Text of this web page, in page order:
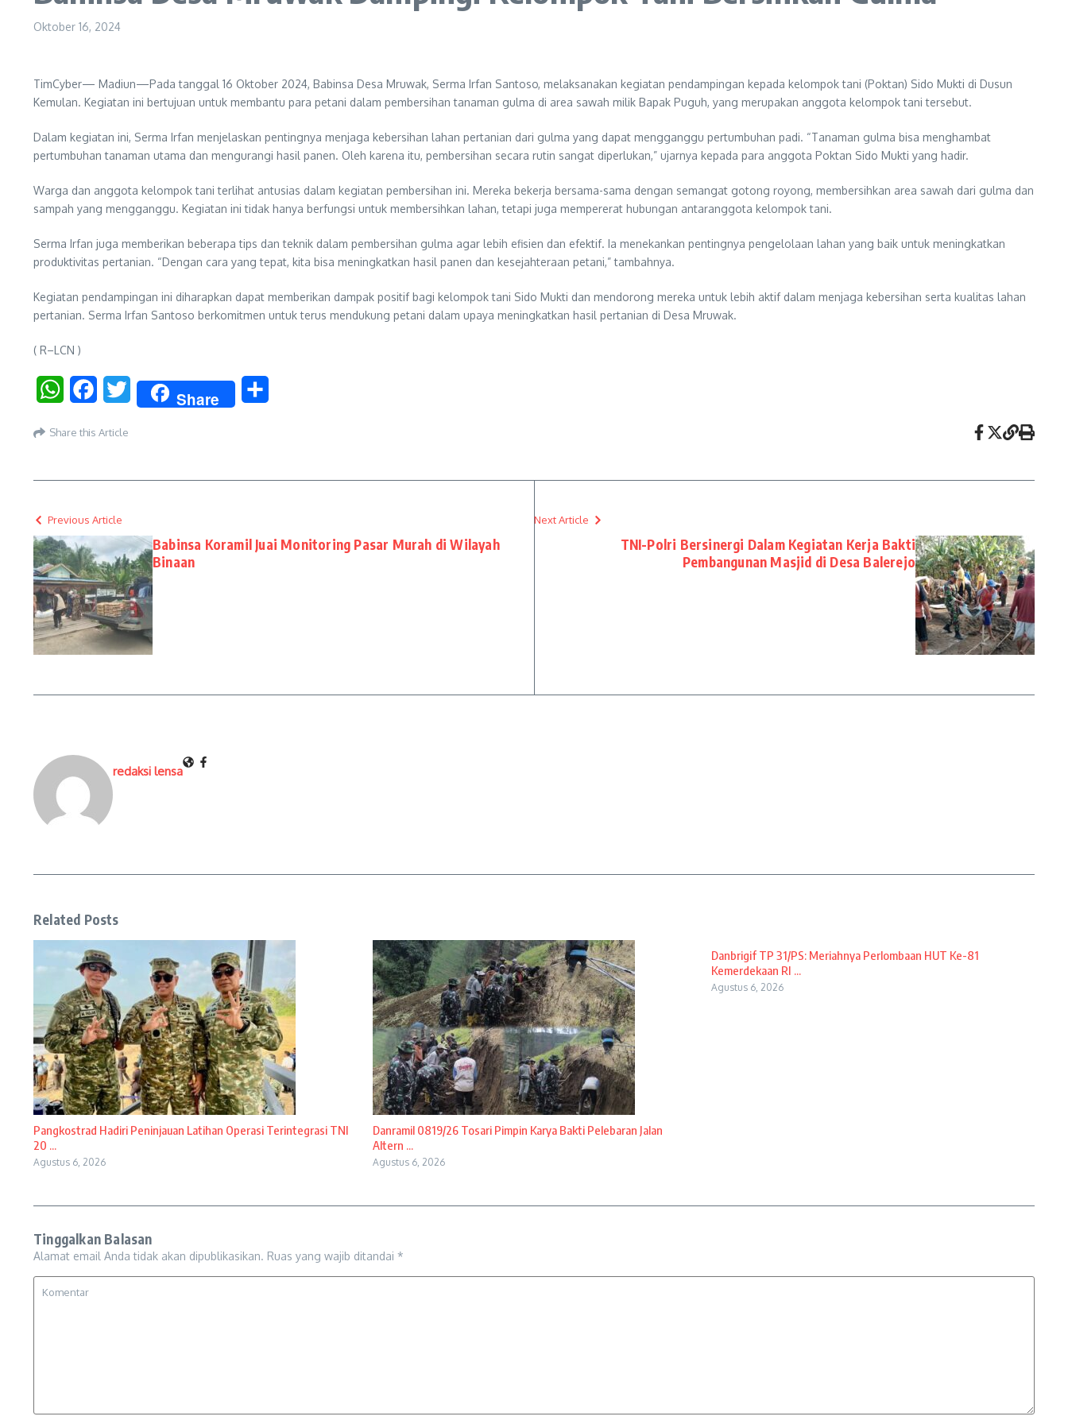
Oktober 16, 2024
TimCyber— Madiun—Pada tanggal 16 Oktober 2024, Babinsa Desa Mruwak, Serma Irfan Santoso, melaksanakan kegiatan pendampingan kepada kelompok tani (Poktan) Sido Mukti di Dusun
Kemulan. Kegiatan ini bertujuan untuk membantu para petani dalam pembersihan tanaman gulma di area sawah milik Bapak Puguh, yang merupakan anggota kelompok tani tersebut.
Dalam kegiatan ini, Serma Irfan menjelaskan pentingnya menjaga kebersihan lahan pertanian dari gulma yang dapat mengganggu pertumbuhan padi. “Tanaman gulma bisa menghambat
pertumbuhan tanaman utama dan mengurangi hasil panen. Oleh karena itu, pembersihan secara rutin sangat diperlukan,” ujarnya kepada para anggota Poktan Sido Mukti yang hadir.
Warga dan anggota kelompok tani terlihat antusias dalam kegiatan pembersihan ini. Mereka bekerja bersama-sama dengan semangat gotong royong, membersihkan area sawah dari gulma dan
sampah yang mengganggu. Kegiatan ini tidak hanya berfungsi untuk membersihkan lahan, tetapi juga mempererat hubungan antaranggota kelompok tani.
Serma Irfan juga memberikan beberapa tips dan teknik dalam pembersihan gulma agar lebih efisien dan efektif. Ia menekankan pentingnya pengelolaan lahan yang baik untuk meningkatkan
produktivitas pertanian. “Dengan cara yang tepat, kita bisa meningkatkan hasil panen dan kesejahteraan petani,” tambahnya.
Kegiatan pendampingan ini diharapkan dapat memberikan dampak positif bagi kelompok tani Sido Mukti dan mendorong mereka untuk lebih aktif dalam menjaga kebersihan serta kualitas lahan
pertanian. Serma Irfan Santoso berkomitmen untuk terus mendukung petani dalam upaya meningkatkan hasil pertanian di Desa Mruwak.
( R–LCN )
WhatsAppFacebookTwitter Share
Share this Article
Previous Article
Babinsa Koramil Juai Monitoring Pasar Murah di Wilayah
Binaan
Next Article
TNI-Polri Bersinergi Dalam Kegiatan Kerja Bakti
Pembangunan Masjid di Desa Balerejo
redaksi lensa
Related Posts
Pangkostrad Hadiri Peninjauan Latihan Operasi Terintegrasi TNI
20 ...
Agustus 6, 2026
Danramil 0819/26 Tosari Pimpin Karya Bakti Pelebaran Jalan
Altern ...
Agustus 6, 2026
Danbrigif TP 31/PS: Meriahnya Perlombaan HUT Ke-81
Kemerdekaan RI ...
Agustus 6, 2026
Tinggalkan Balasan
Alamat email Anda tidak akan dipublikasikan. Ruas yang wajib ditandai *